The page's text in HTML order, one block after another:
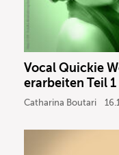
Vocal Quickie
erarbeiten Teil
Catharina Boutari